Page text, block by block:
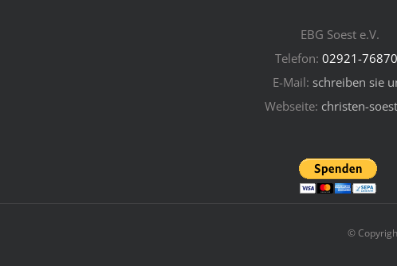
EBG Soest e.V.
Telefon: 02921-
E-Mail: schreiben sie
Webseite: christen-
©